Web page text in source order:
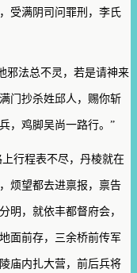
受满阴司问罪刑，李氏
邪法总不灵，若是请神来
门抄杀姓邱人，赐你斩
，鸡脚吴尚一路行。”
行程表不尽，丹棱就在
烦望都去进禀报，禀告
明，就依丰都督府会，
面前存，三余桥前传军
庙内扎大营，前后兵将